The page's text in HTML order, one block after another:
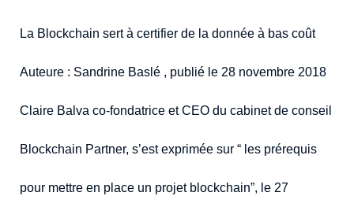
La Blockchain sert à certifier de la donnée à bas coût
Auteure : Sandrine Baslé , publié le 28 novembre 2018
Claire Balva co-fondatrice et CEO du cabinet de conseil
Blockchain Partner, s’est exprimée sur “ les prérequis
pour mettre en place un projet blockchain”, le 27